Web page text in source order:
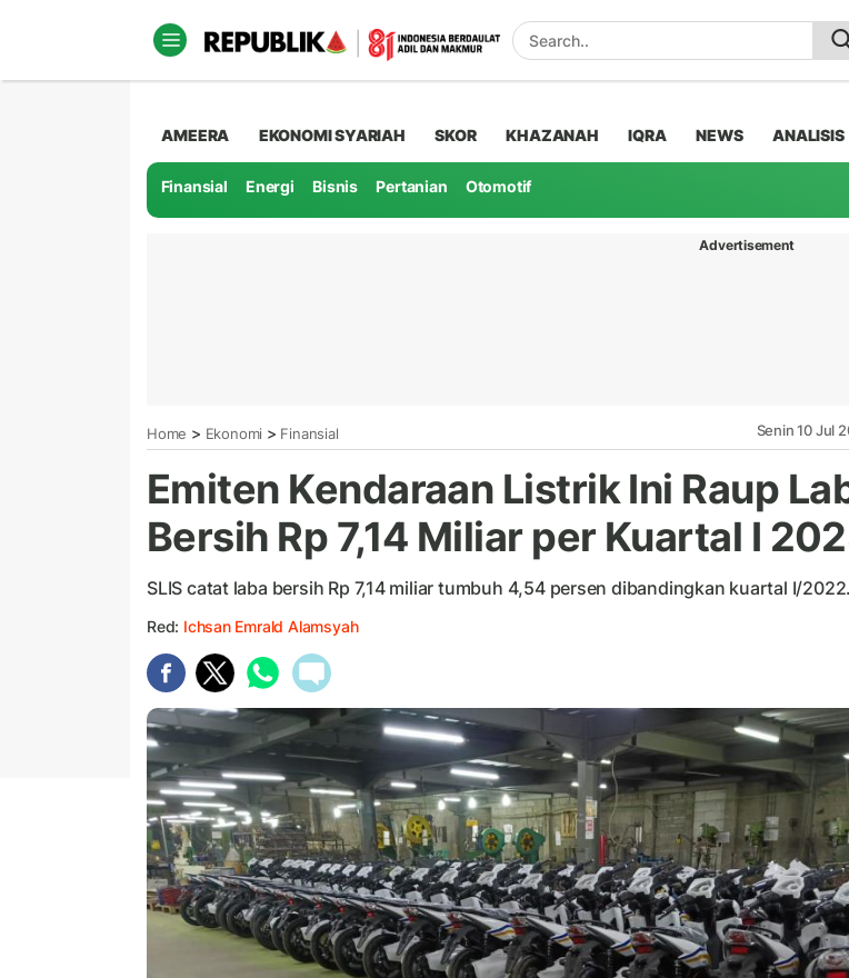
AMEERA EKONOMI SYARIAH SKOR KHAZANAH IQRA NEWS ANALISIS
Finansial Energi Bisnis Pertanian Otomotif
Advertisement
Home > Ekonomi > Finansial Senin 10 Jul
Emiten Kendaraan Listrik Ini Raup
Bersih Rp 7,14 Miliar per Kuartal I
SLIS catat laba bersih Rp 7,14 miliar tumbuh 4,54 persen dibandingkan kuartal I/2022.
Red: Ichsan Emrald Alamsyah